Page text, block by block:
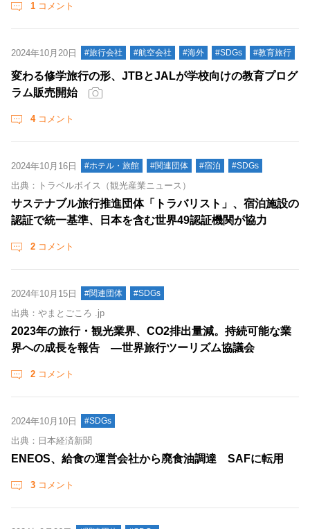
1 コメント
2024年10月20日 #旅行会社 #航空会社 #海外 #SDGs #教育旅行
変わる修学旅行の形、JTBとJALが学校向けの教育プログ
ラム販売開始
4コメント
2024年10月16日 #ホテル・旅館 #関連団体 #宿泊 #SDGs
出典：トラベルボイス（観光産業ニュース）
サステナブル旅行推進団体「トラバリスト」、宿泊施設の
認証で統一基準、日本を含む世界49認証機関が協力
2 コメント
2024年10月15日 #関連団体 #SDGs
出典：やまとごころ .jp
2023年の旅行・観光業界、CO2排出量減。持続可能な業
界への成長を報告 ―世界旅行ツーリズム協議会
2 コメント
2024年10月10日 #SDGs
出典：日本経済新聞
ENEOS、給食の運営会社から廃食油調達 SAFに転用
3 コメント